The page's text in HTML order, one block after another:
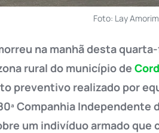
Foto: Lay
na manhã desta
rural do município de
preventivo realizado por
Companhia Independente
um indivíduo armado que